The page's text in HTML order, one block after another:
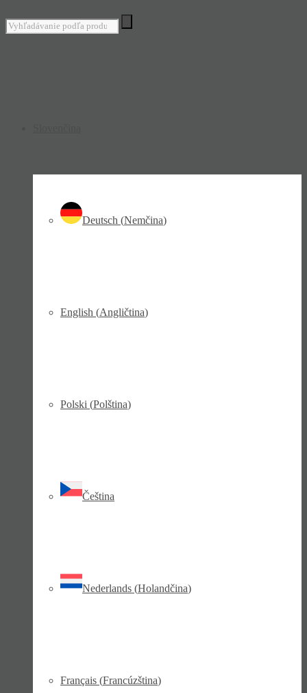
Deutsch (Nemčina)
English (Angličtina)
Polski (Polština)
Čeština
Nederlands (Holandčina)
Français (Francúzština)